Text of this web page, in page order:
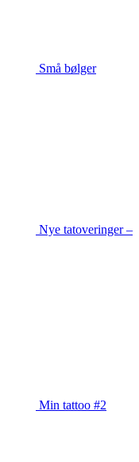
Små bølger
Nye tatoveringer –
Min tattoo #2